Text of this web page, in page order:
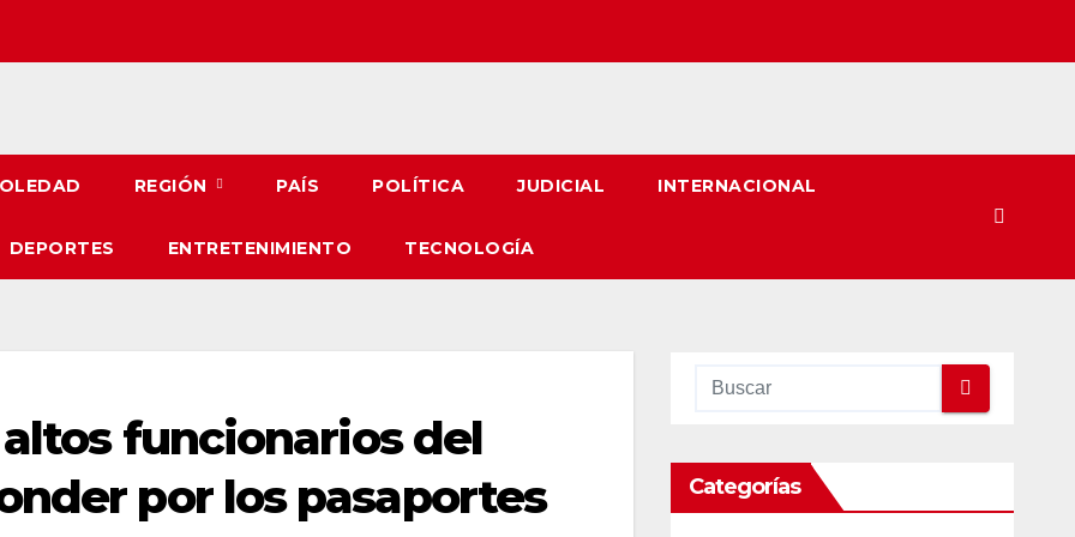
REGIÓN PAÍS POLÍTICA JUDICIAL INTERNACIONAL
DEPORTES ENTRETENIMIENTO TECNOLOGÍA
funcionarios del
por los pasaportes
Categorías